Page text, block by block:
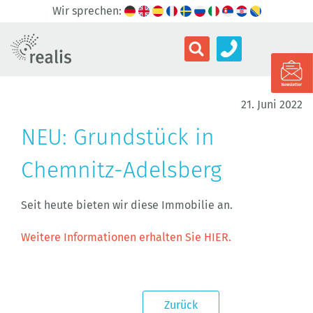
Wir sprechen:
21. Juni 2022
NEU: Grundstück in
Chemnitz-Adelsberg
Seit heute bieten wir diese Immobilie an.
Weitere Informationen erhalten Sie HIER.
Zurück